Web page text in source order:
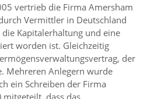
vertrieb die Firma Amersham
Vermittler in Deutschland
Kapitalerhaltung und eine
worden ist. Gleichzeitig
der
Mehreren Anlegern wurde
ein Schreiben der Firma
mitgeteilt, dass das